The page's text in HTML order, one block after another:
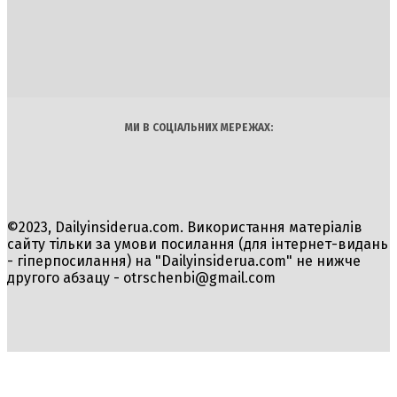
МИ В СОЦІАЛЬНИХ МЕРЕЖАХ:
©2023, Dailyinsiderua.com. Використання матеріалів
сайту тільки за умови посилання (для інтернет-видань
- гіперпосилання) на "Dailyinsiderua.com" не нижче
другого абзацу - otrschenbi@gmail.com